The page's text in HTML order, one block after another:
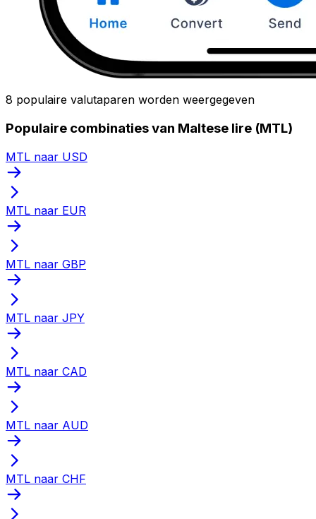
8 populaire valutaparen worden weergegeven
Populaire combinaties van Maltese lire (MTL)
MTL naar USD
MTL naar EUR
MTL naar GBP
MTL naar JPY
MTL naar CAD
MTL naar AUD
MTL naar CHF